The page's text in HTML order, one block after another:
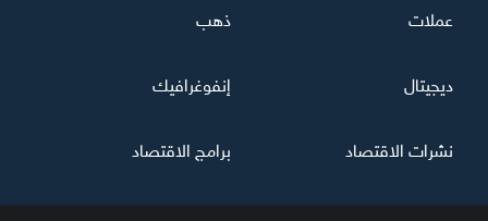
عملات ذهب
ديجيتال إنفوغرافيك
نشرات الاقتصاد برامج الاقتصاد